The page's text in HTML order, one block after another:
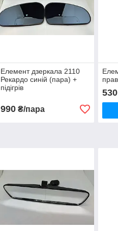
Елемент дзеркала 2110
Рекардо синій (пара) +
підігрів
990₴/пара
530